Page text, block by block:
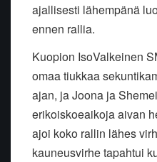
ajallisesti lähempänä
ennen rallia.
Kuopion IsoValkeinen
omaa tiukkaa
ajan, ja Joona ja
erikoiskoeaikoja aivan
ajoi koko rallin lähes
kauneusvirhe tapahtui